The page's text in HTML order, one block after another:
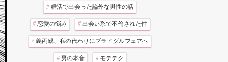
# 婚活で出会った論外な男性の話
# 恋愛の悩み # 出会い系で不倫された件
# 義両親、私の代わりにブライダルフェアへ
# 男の本音 # モテテク